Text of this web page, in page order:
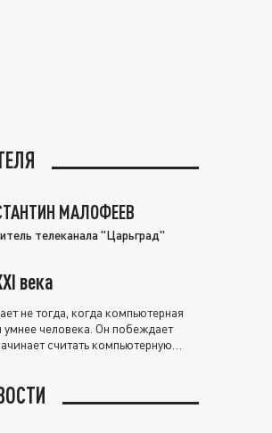
МАЛОФЕЕВ
телеканала "Царьград"
века
не тогда, когда компьютерная
умнее человека. Он побеждает
считать компьютерную